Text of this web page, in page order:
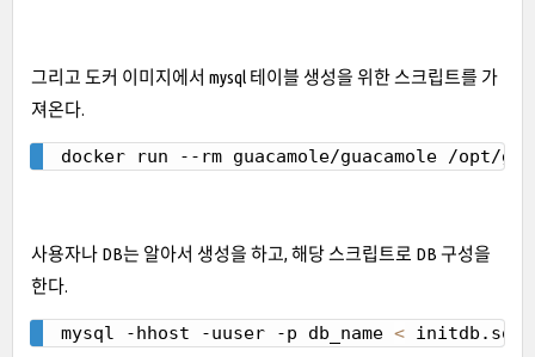
그리고 도커 이미지에서 mysql 테이블 생성을 위한 스크립트를 가
져온다.
docker run --rm guacamole/guacamole /opt/
Copy
사용자나 DB는 알아서 생성을 하고, 해당 스크립트로 DB 구성을
한다.
mysql -hhost -uuser -p db_name < initdb.sql
Copy